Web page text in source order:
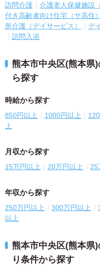
訪問介護 介護老人保健施設
付き高齢者向け住宅（サ高住）
所介護（デイサービス）
デ
訪問入浴
熊本市中央区(熊本県
ら探す
時給から探す
850円以上 1000円以上
上
月収から探す
15万円以上 20万円以上 25
年収から探す
250万円以上 300万円以上
以上
熊本市中央区(熊本県
り条件から探す